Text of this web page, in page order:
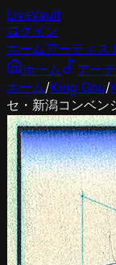
LiveVault
ログイン
ホームアーティス
ホーム
アー
ホーム/King Gnu/
セ・新潟コンベン